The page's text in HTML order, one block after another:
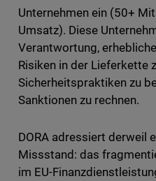
Unternehmen ein (50+
Umsatz). Diese
Verantwortung,
Risiken in der Lieferkette
Sicherheitspraktiken zu
Sanktionen zu rechnen.
DORA adressiert derweil
Missstand: das
im EU-